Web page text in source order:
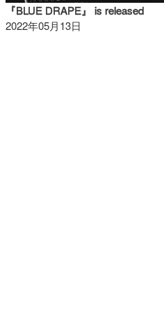
『BLUE DRAPE』 is released
2022年05月13日